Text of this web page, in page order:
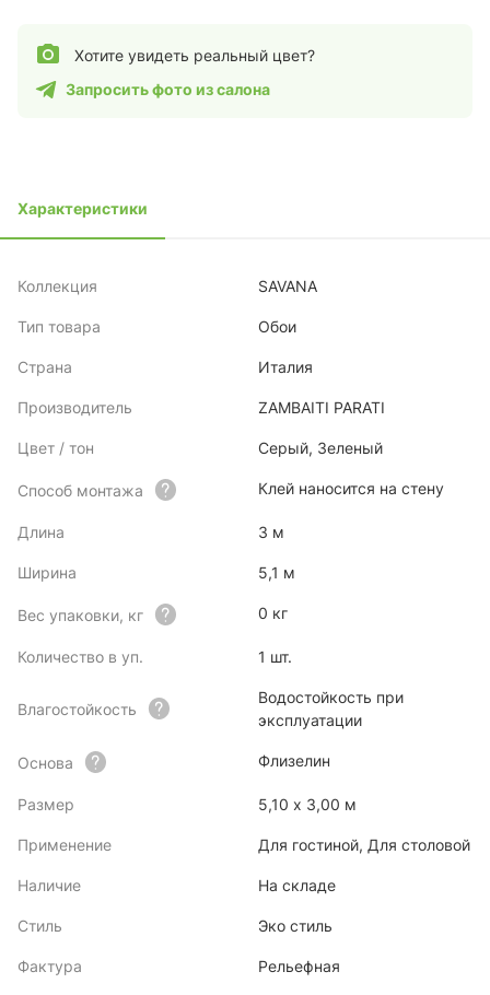
Хотите увидеть реальный цвет?
Запросить фото из салона
Характеристики
Коллекция SAVANA
Тип товара Обои
Страна Италия
Производитель ZAMBAITI PARATI
Цвет / тон Серый, Зеленый
Способ монтажа Клей наносится на стену
Длина 3 м
Ширина 5,1 м
Вес упаковки, кг 0 кг
Количество в уп. 1 шт.
Влагостойкость
Водостойкость при
эксплуатации
Основа Флизелин
Размер 5,10 x 3,00 м
Применение Для гостиной, Для столовой
Наличие На складе
Стиль Эко стиль
Фактура Рельефная